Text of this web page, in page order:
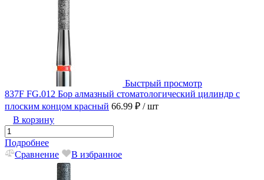
Быстрый просмотр
837F FG.012 Бор алмазный стоматологический цилиндр с
плоским концом красный 66.99 ₽ / шт
В корзину
Подробнее
Сравнение
В избранное